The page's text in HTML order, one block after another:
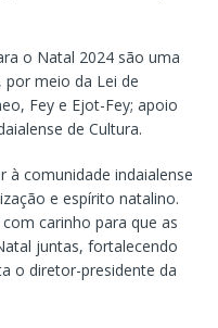
o Natal 2024 são uma
por meio da Lei de
Fey e Ejot-Fey; apoio
de Cultura.
à comunidade indaialense
e espírito natalino.
carinho para que as
juntas, fortalecendo
o diretor-presidente da